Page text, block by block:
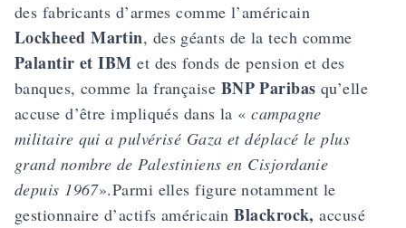
des fabricants d’armes comme l’américain
Lockheed Martin, des géants de la tech comme
Palantir et IBM et des fonds de pension et des
banques, comme la française BNP Paribas qu’elle
accuse d’être impliqués dans la « campagne
militaire qui a pulvérisé Gaza et déplacé le plus
grand nombre de Palestiniens en Cisjordanie
depuis 1967».Parmi elles figure notamment le
gestionnaire d’actifs américainBlackrock, accusé